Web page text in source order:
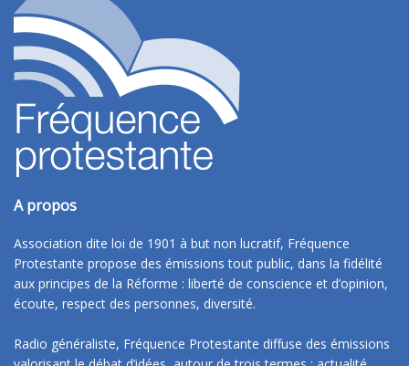
A propos
Association dite loi de 1901 à but non lucratif, Fréquence
Protestante propose des émissions tout public, dans la fidélité
aux principes de la Réforme : liberté de conscience et d’opinion,
écoute, respect des personnes, diversité.
Radio généraliste, Fréquence Protestante diffuse des émissions